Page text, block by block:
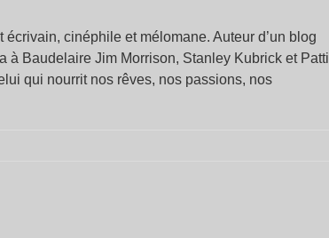
cinéphile et mélomane. Auteur d’un blog
à Baudelaire Jim Morrison, Stanley Kubrick et Patti
qui nourrit nos rêves, nos passions, nos